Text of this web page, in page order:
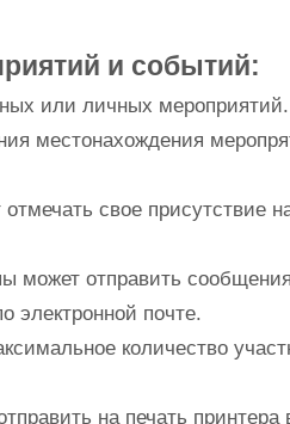
и событий:
или личных мероприятий.
местонахождения
свое присутствие
может отправить
электронной почте.
количество
на печать